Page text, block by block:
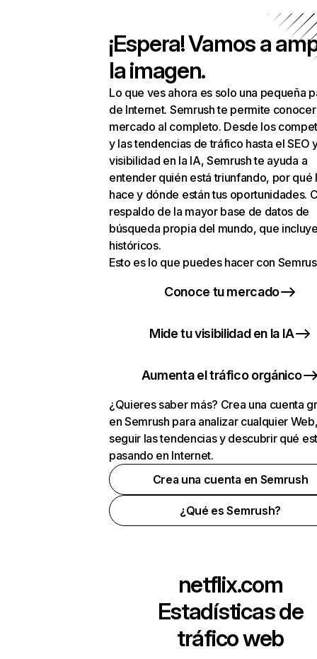
¡Espera! Vamos a
la imagen.
Lo que ves ahora es solo una pequeña
de Internet. Semrush te permite
mercado al completo. Desde los
y las tendencias de tráfico hasta el SEO
visibilidad en la IA, Semrush te ayuda a
entender quién está triunfando, por qué
hace y dónde están tus oportunidades.
respaldo de la mayor base de datos de
búsqueda propia del mundo, que
históricos.
Esto es lo que puedes hacer con
Conoce tu mercado
Mide tu visibilidad en la IA
Aumenta el tráfico orgánico
¿Quieres saber más? Crea una cuenta
en Semrush para analizar cualquier
seguir las tendencias y descubrir qué
pasando en Internet.
Crea una cuenta en Semrush
¿Qué es Semrush?
netflix.com
Estadísticas de
tráfico web